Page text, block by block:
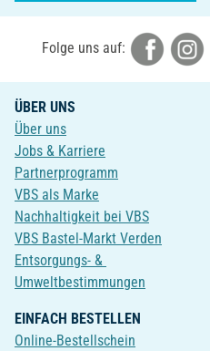
Folge uns auf:
ÜBER UNS
Über uns
Jobs & Karriere
Partnerprogramm
VBS als Marke
Nachhaltigkeit bei VBS
VBS Bastel-Markt Verden
Entsorgungs- &
Umweltbestimmungen
EINFACH BESTELLEN
Online-Bestellschein